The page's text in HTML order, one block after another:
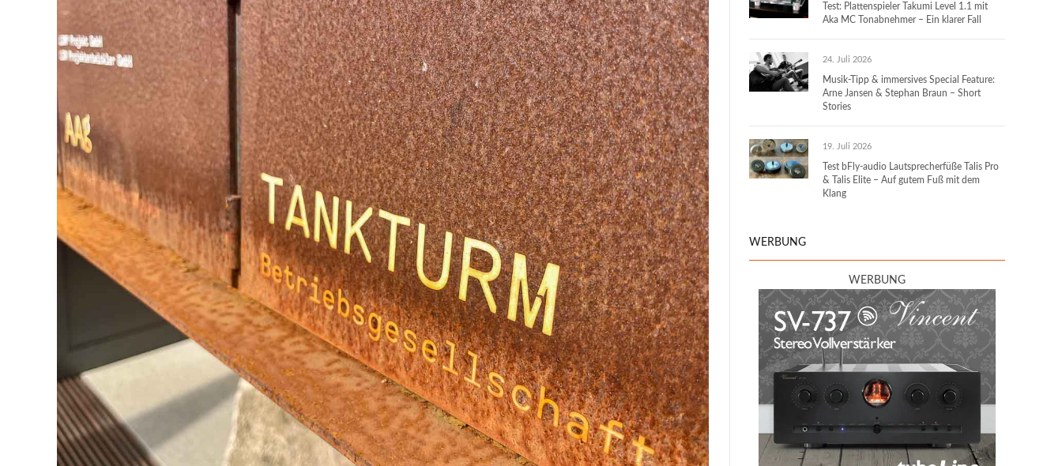
Test: Plattenspieler Takumi Level 1.1 mit
Aka MC Tonabnehmer – Ein klarer Fall
24. Juli 2026
Musik-Tipp & immersives Special Feature:
Arne Jansen & Stephan Braun – Short
Stories
19. Juli 2026
Test bFly-audio Lautsprecherfüße Talis Pro
& Talis Elite – Auf gutem Fuß mit dem
Klang
WERBUNG
WERBUNG